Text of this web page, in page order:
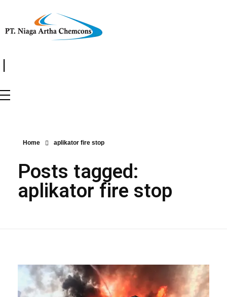
|
Home aplikator fire stop
Posts tagged:
aplikator fire stop